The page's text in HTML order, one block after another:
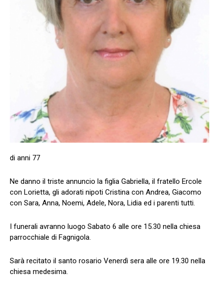
di anni 77
Ne danno il triste annuncio la figlia Gabriella, il fratello Ercole
con Lorietta, gli adorati nipoti Cristina con Andrea, Giacomo
con Sara, Anna, Noemi, Adele, Nora, Lidia ed i parenti tutti.
I funerali avranno luogo Sabato 6 alle ore 15.30 nella chiesa
parrocchiale di Fagnigola.
Sarà recitato il santo rosario Venerdì sera alle ore 19.30 nella
chiesa medesima.